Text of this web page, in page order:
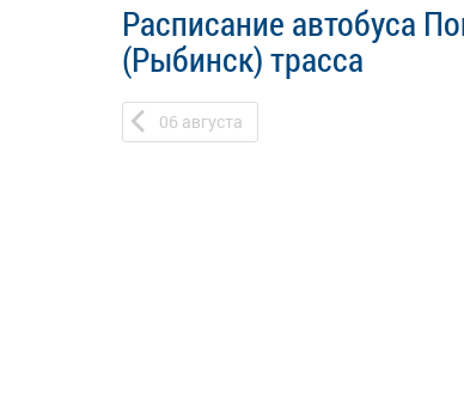
Расписание автобуса
(Рыбинск) трасса
06 августа